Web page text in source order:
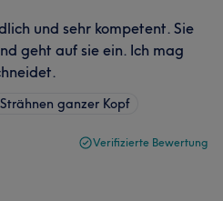
und sehr kompetent. Sie
geht auf sie ein. Ich mag
ganzer Kopf
Verifizierte Bewertung